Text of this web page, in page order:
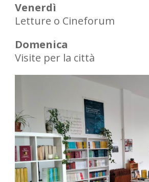
Venerdì
Letture o Cineforum
Domenica
Visite per la città